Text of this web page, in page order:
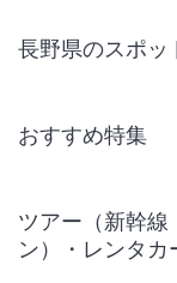
長野県のスポッ
おすすめ特集
ツアー（新幹線
ン）・レンタカ